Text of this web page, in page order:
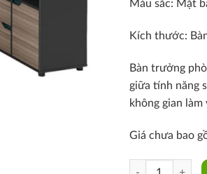
Màu sắc: Mặt
Kích thước:
Bàn trưởng
giữa tính năng
không gian
Giá chưa bao
TW2009-16W